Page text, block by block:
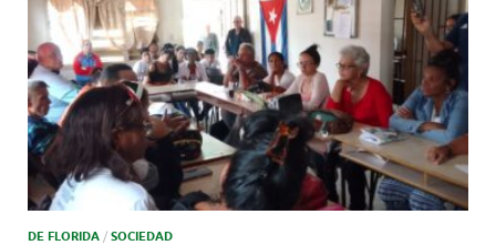
DE FLORIDA / SOCIEDAD